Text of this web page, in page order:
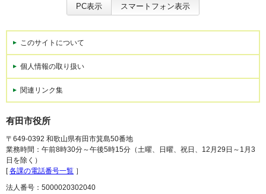
PC表示 スマートフォン表示
このサイトについて
個人情報の取り扱い
関連リンク集
有田市役所
〒649-0392 和歌山県有田市箕島50番地
業務時間：午前8時30分～午後5時15分（土曜、日曜、祝日、12月29日～1月3
日を除く）
[各課の電話番号一覧 ］
法人番号：5000020302040